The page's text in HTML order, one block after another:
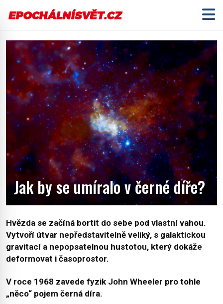
Jak by se umíralo v černé díře?
Hvězda se začíná bortit do sebe pod vlastní vahou.
Vytvoří útvar nepředstavitelně veliký, s galaktickou
gravitací a nepopsatelnou hustotou, který dokáže
deformovat i časoprostor.
V roce 1968 zavede fyzik John Wheeler pro tohle
„něco“ pojem černá díra.